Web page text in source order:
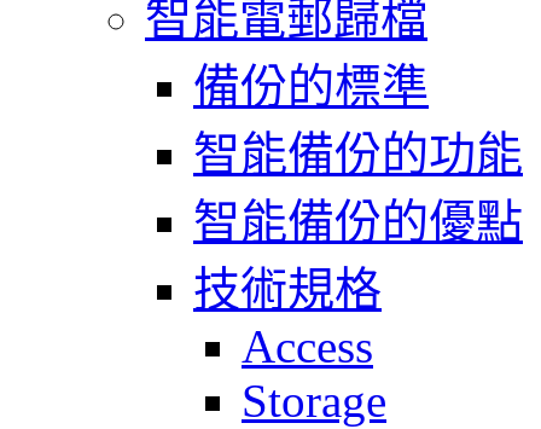
智能電郵歸檔
備份的標準
智能備份的功能
智能備份的優點
技術規格
Access
Storage